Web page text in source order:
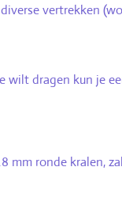
vertrekken
wilt dragen kun je
mm ronde kralen,